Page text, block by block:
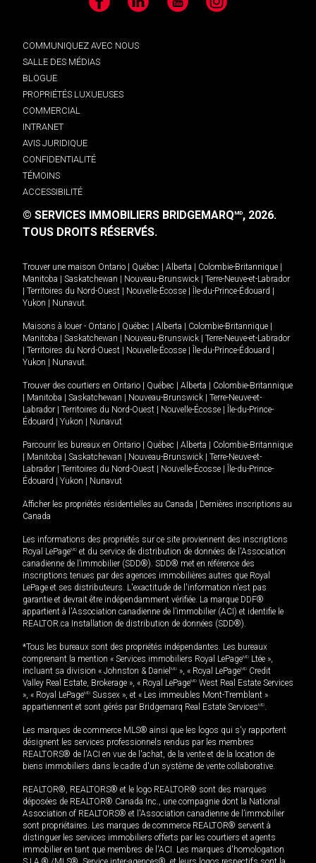
Facebook LinkedIn YouTube Instagram
COMMUNIQUEZ AVEC NOUS
SALLE DES MÉDIAS
BLOGUE
PROPRIÉTÉS LUXUEUSES
COMMERCIAL
INTRANET
AVIS JURIDIQUE
CONFIDENTIALITÉ
TÉMOINS
ACCESSIBILITÉ
© SERVICES IMMOBILIERS BRIDGEMARQMD, 2026.
TOUS DROITS RÉSERVÉS.
Trouver une maison Ontario Québec Alberta Colombie-Britannique
Manitoba
Saskatchewan Nouveau-Brunswick
Terre-Neuve-et-Labrador
Territoires du Nord-Ouest Nouvelle-Écosse Île-du-Prince-Édouard
Yukon
Nunavut.
Maisons à louer - Ontario Québec Alberta Colombie-Britannique
Manitoba
Saskatchewan Nouveau-Brunswick
Terre-Neuve-et-Labrador
Territoires du Nord-Ouest Nouvelle-Écosse Île-du-Prince-Édouard
Yukon
Nunavut.
Trouver des courtiers en Ontario Québec Alberta
Colombie-Britannique
Manitoba Saskatchewan Nouveau-Brunswick
Terre-Neuve-et-
Labrador
Territoires du Nord-Ouest Nouvelle-Écosse
Île-du-Prince-
Édouard
Yukon Nunavut
Parcourir les bureaux en Ontario Québec Alberta
Colombie-Britannique
Manitoba Saskatchewan Nouveau-Brunswick
Terre-Neuve-et-
Labrador
Territoires du Nord-Ouest Nouvelle-Écosse
Île-du-Prince-
Édouard
Yukon Nunavut
Afficher les propriétés résidentielles au Canada
Dernières inscriptions au
Canada
Les informations des propriétés sur ce site proviennent des inscriptions
Royal LePageMD et du service de distribution de données de l'Association
canadienne de l’immobilier (SDD®). SDD® met en référence des
inscriptions tenues par des agences immobilières autres que Royal
LePage et ses distributeurs. L'exactitude de l'information n'est pas
garantie et devrait être indépendamment vérifiée. La marque DDF®
appartient à l'Association canadienne de l’immobilier (ACI) et identifie le
REALTOR.ca Installation de distribution de données (SDD®).
*Tous les bureaux sont des propriétés indépendantes. Les bureaux
comprenant la mention « Services immobiliers Royal LePageMD Ltée »,
incluant sa division « Johnston & Daniel MD », « Royal LePageMD Credit
Valley Real Estate, Brokerage », « Royal LePageMD West Real Estate Services
», « Royal LePageMD Sussex », et « Les immeubles Mont-Tremblant »
appartiennent et sont gérés par Bridgemarq Real Estate ServicesMD.
Les marques de commerce MLS® ainsi que les logos qui s'y rapportent
désignent les services professionnels rendus par les membres
REALTORS® de l'ACI en vue de l'achat, de la vente et de la location de
biens immobiliers dans le cadre d'un système de vente collaborative.
REALTOR®, REALTORS® et le logo REALTOR® sont des marques
déposées de REALTOR® Canada Inc., une compagnie dont la National
Association of REALTORS® et l'Association canadienne de l’immobilier
sont propriétaires. Les marques de commerce REALTOR® servent à
distinguer les services immobiliers offerts par les courtiers et agents
immobilier en tant que membres de l'ACI. Les marques d'homologation